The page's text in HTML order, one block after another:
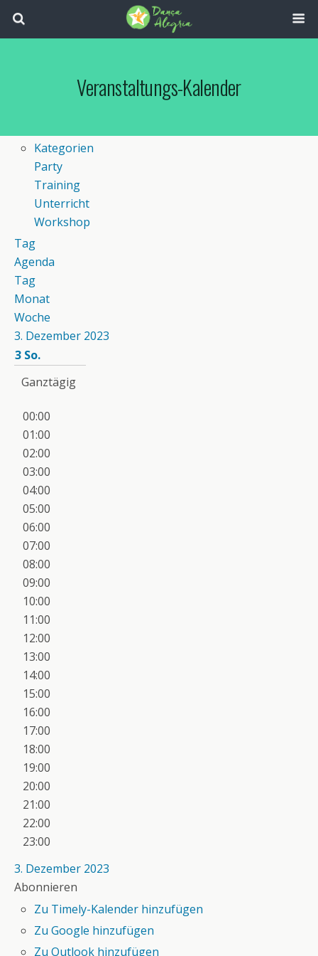
Veranstaltungs-Kalender
Kategorien
Party
Training
Unterricht
Workshop
Tag
Agenda
Tag
Monat
Woche
3. Dezember 2023
3 So.
Ganztägig
00:00
01:00
02:00
03:00
04:00
05:00
06:00
07:00
08:00
09:00
10:00
11:00
12:00
13:00
14:00
15:00
16:00
17:00
18:00
19:00
20:00
21:00
22:00
23:00
3. Dezember 2023
Abonnieren
Zu Timely-Kalender hinzufügen
Zu Google hinzufügen
Zu Outlook hinzufügen